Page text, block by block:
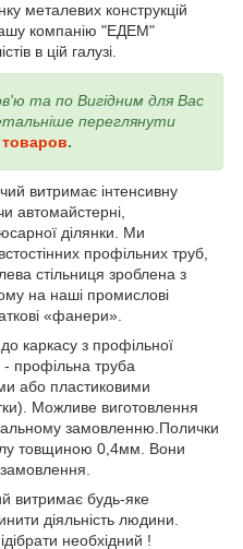
металевих конструкцій
компанію "ЕДЕМ"
в цій галузі.
та по Вигідним для Вас
переглянути
товаров.
витримає інтенсивну
автомайстерні,
ділянки. Ми
профільних труб,
стільниця зроблена з
на наші промислові
«фанери».
каркасу з профільної
профільна труба
або пластиковими
Можливе виготовлення
замовленню.Полички
товщиною 0,4мм. Вони
замовлення.
витримає будь-яке
діяльність людини.
необхідний !